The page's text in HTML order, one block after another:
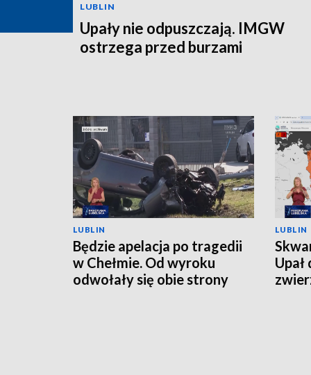
LUBLIN
Upały nie odpuszczają. IMGW
ostrzega przed burzami
LUBLIN
Będzie apelacja po tragedii
w Chełmie. Od wyroku
odwołały się obie strony
LUBLIN